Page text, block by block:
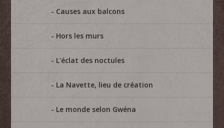
Causes aux balcons
Hors les murs
L'éclat des noctules
La Navette, lieu de création
Le monde selon Gwéna